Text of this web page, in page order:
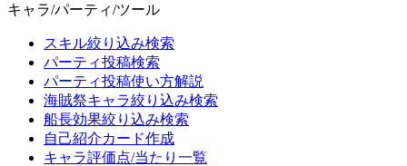
キャラ/パーティ/ツール
スキル絞り込み検索
パーティ投稿検索
パーティ投稿使い方解説
海賊祭キャラ絞り込み検索
船長効果絞り込み検索
自己紹介カード作成
キャラ評価点/当たり一覧